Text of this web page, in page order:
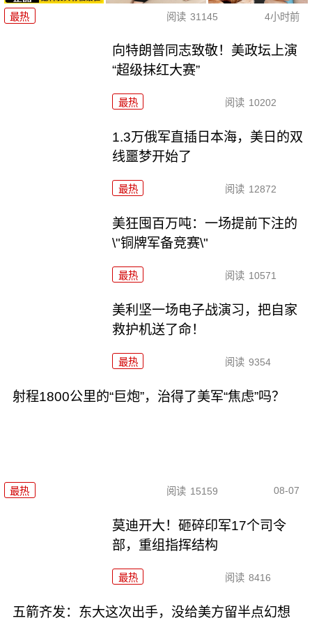
最热 阅读 31145 4小时前
向特朗普同志致敬！美政坛上演
“超级抹红大赛”
最热 阅读 10202
1.3万俄军直插日本海，美日的双
线噩梦开始了
最热 阅读 12872
美狂囤百万吨：一场提前下注的
\"铜牌军备竞赛\"
最热 阅读 10571
美利坚一场电子战演习，把自家
救护机送了命！
最热 阅读 9354
射程1800公里的“巨炮”，治得了美军“焦虑”吗？
最热 阅读 15159 08-07
莫迪开大！砸碎印军17个司令
部，重组指挥结构
最热 阅读 8416
五箭齐发：东大这次出手，没给美方留半点幻想